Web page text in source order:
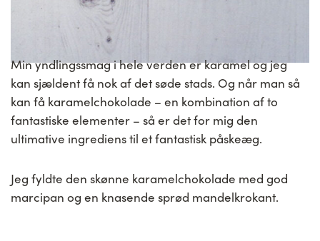
Min yndlingssmag i hele verden er karamel og jeg
kan sjældent få nok af det søde stads. Og når man så
kan få karamelchokolade – en kombination af to
fantastiske elementer – så er det for mig den
ultimative ingrediens til et fantastisk påskeæg.
Jeg fyldte den skønne karamelchokolade med god
marcipan og en knasende sprød mandelkrokant.